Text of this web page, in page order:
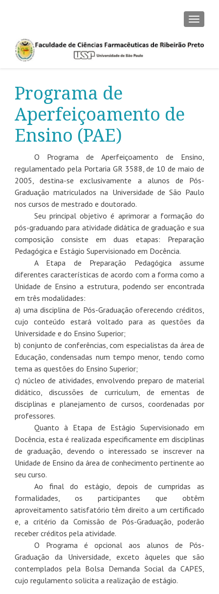
Programa de
Aperfeiçoamento de
Ensino (PAE)
O Programa de Aperfeiçoamento de Ensino,
regulamentado pela Portaria GR 3588, de 10 de maio de
2005, destina-se exclusivamente a alunos de Pós-
Graduação matriculados na Universidade de São Paulo
nos cursos de mestrado e doutorado.
Seu principal objetivo é aprimorar a formação do
pós-graduando para atividade didática de graduação e sua
composição consiste em duas etapas: Preparação
Pedagógica e Estágio Supervisionado em Docência.
A Etapa de Preparação Pedagógica assume
diferentes características de acordo com a forma como a
Unidade de Ensino a estrutura, podendo ser encontrada
em três modalidades:
a) uma disciplina de Pós-Graduação oferecendo créditos,
cujo conteúdo estará voltado para as questões da
Universidade e do Ensino Superior;
b) conjunto de conferências, com especialistas da área de
Educação, condensadas num tempo menor, tendo como
tema as questões do Ensino Superior;
c) núcleo de atividades, envolvendo preparo de material
didático, discussões de curriculum, de ementas de
disciplinas e planejamento de cursos, coordenadas por
professores.
Quanto à Etapa de Estágio Supervisionado em
Docência, esta é realizada especificamente em disciplinas
de graduação, devendo o interessado se inscrever na
Unidade de Ensino da área de conhecimento pertinente ao
seu curso.
Ao final do estágio, depois de cumpridas as
formalidades, os participantes que obtêm
aproveitamento satisfatório têm direito a um certificado
e, a critério da Comissão de Pós-Graduação, poderão
receber créditos pela atividade.
O Programa é opcional aos alunos de Pós-
Graduação da Universidade, exceto àqueles que são
contemplados pela Bolsa Demanda Social da CAPES,
cujo regulamento solicita a realização de estágio.